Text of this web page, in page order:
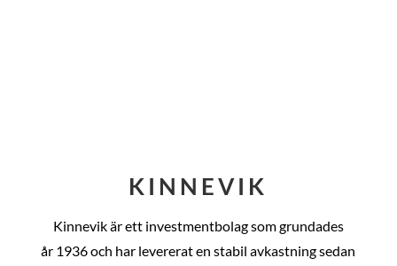
KINNEVIK
Kinnevik är ett investmentbolag som grundades
år 1936 och har levererat en stabil avkastning sedan